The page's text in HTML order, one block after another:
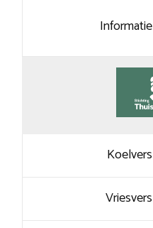
Informatie
Koelvers
Vriesvers